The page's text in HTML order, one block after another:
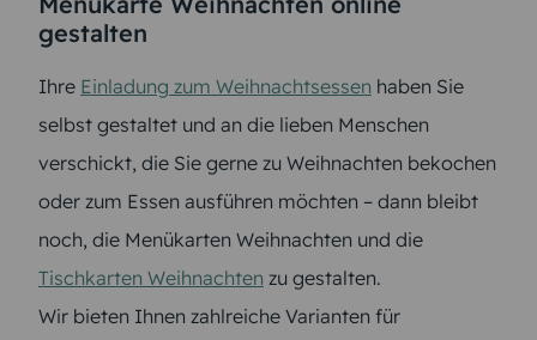
gestalten
Ihre Einladung zum Weihnachtsessen haben Sie
selbst gestaltet und an die lieben Menschen
verschickt, die Sie gerne zu Weihnachten bekochen
oder zum Essen ausführen möchten – dann bleibt
noch, die Menükarten Weihnachten und die
Tischkarten Weihnachten zu gestalten.
Wir bieten Ihnen zahlreiche Varianten für